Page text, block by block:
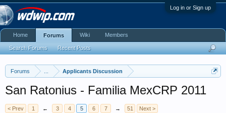
Log in or Sign up
Forums Applicants Discussion
San Ratonius - Familia MexCRP 2011
< Prev 1 ← 3 4 5 6 7 → 51 Next >
Home Forums
Search Forums Recent Posts
Wiki Members